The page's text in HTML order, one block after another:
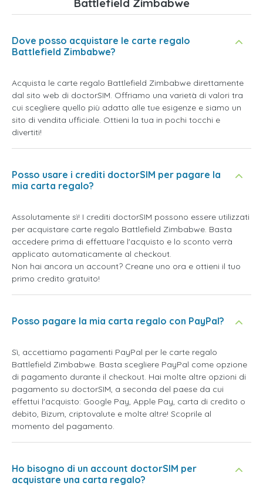
Dove posso acquistare le carte regalo
Battlefield Zimbabwe?
Acquista le carte regalo Battlefield Zimbabwe direttamente
dal sito web di doctorSIM. Offriamo una varietà di valori tra
cui scegliere quello più adatto alle tue esigenze e siamo un
sito di vendita ufficiale. Ottieni la tua in pochi tocchi e
divertiti!
Posso usare i crediti doctorSIM per pagare la
mia carta regalo?
Assolutamente sì! I crediti doctorSIM possono essere utilizzati
per acquistare carte regalo Battlefield Zimbabwe. Basta
accedere prima di effettuare l'acquisto e lo sconto verrà
applicato automaticamente al checkout.
Non hai ancora un account? Creane uno ora e ottieni il tuo
primo credito gratuito!
Posso pagare la mia carta regalo con PayPal?
Sì, accettiamo pagamenti PayPal per le carte regalo
Battlefield Zimbabwe. Basta scegliere PayPal come opzione
di pagamento durante il checkout. Hai molte altre opzioni di
pagamento su doctorSIM, a seconda del paese da cui
effettui l'acquisto: Google Pay, Apple Pay, carta di credito o
debito, Bizum, criptovalute e molte altre! Scoprile al
momento del pagamento.
Ho bisogno di un account doctorSIM per
acquistare una carta regalo?